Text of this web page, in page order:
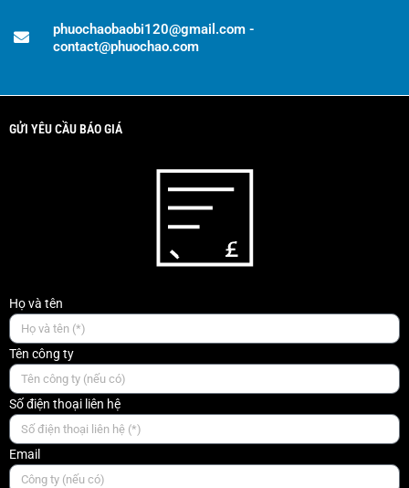
phuochaobaobi120@gmail.com -
contact@phuochao.com
GỬI YÊU CẦU BÁO GIÁ
Họ và tên
Tên công ty
Số điện thoại liên hệ
Email